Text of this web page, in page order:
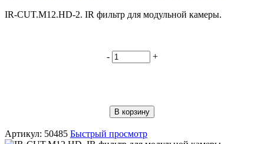
IR-CUT.M12.HD-2. IR фильтр для модульной камеры.
- +
В корзину
Артикул: 50485 Быстрый просмотр